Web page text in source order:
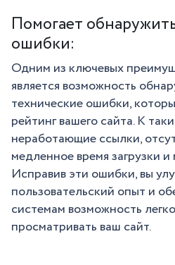
Помогает
ошибки:
Одним из ключевых
является возможность
технические ошибки,
рейтинг вашего сайта. К
неработающие ссылки,
медленное время загрузки и
Исправив эти ошибки, вы
пользовательский опыт и
системам возможность
просматривать ваш сайт.